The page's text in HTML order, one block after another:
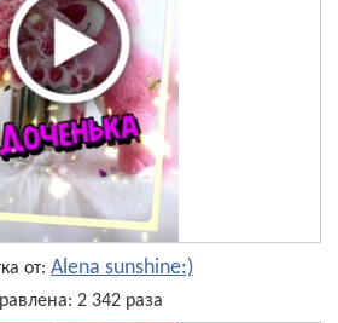
от: Alena sunshine:)
2 342 раза